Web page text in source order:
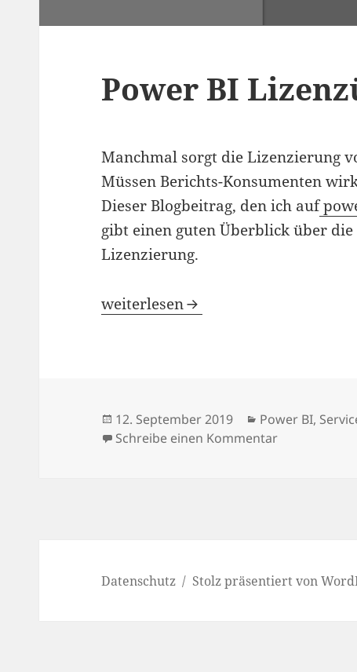
Power BI
Manchmal sorgt die Lizenzierung
Müssen Berichts-Konsumenten
Dieser Blogbeitrag, den ich auf
gibt einen guten Überblick über
Lizenzierung.
Power BI Lizenzüberblick
weiterlesen
Veröffentlicht
am
12. September 2019 Kategorien
Power BI,
Schreibe einen Kommentarzu Power BI
Datenschutz Stolz präsentiert von